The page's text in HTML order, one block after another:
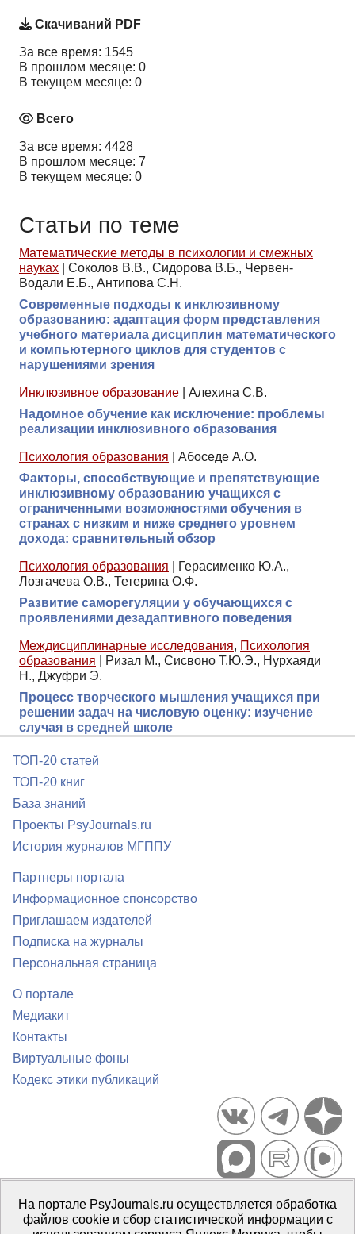
Скачиваний PDF
За все время: 1545
В прошлом месяце: 0
В текущем месяце: 0
Всего
За все время: 4428
В прошлом месяце: 7
В текущем месяце: 0
Статьи по теме
Математические методы в психологии и смежных
науках
Соколов В.В., Сидорова В.Б., Червен-
Водали Е.Б., Антипова С.Н.
Современные подходы к инклюзивному
образованию: адаптация форм представления
учебного материала дисциплин математического
и компьютерного циклов для студентов с
нарушениями зрения
Инклюзивное образование
Алехина С.В.
Надомное обучение как исключение: проблемы
реализации инклюзивного образования
Психология образования
Абоседе А.О.
Факторы, способствующие и препятствующие
инклюзивному образованию учащихся с
ограниченными возможностями обучения в
странах с низким и ниже среднего уровнем
дохода: сравнительный обзор
Психология образования
Герасименко Ю.А.,
Лозгачева О.В., Тетерина О.Ф.
Развитие саморегуляции у обучающихся с
проявлениями дезадаптивного поведения
Междисциплинарные исследования, Психология
образования
Ризал М., Сисвоно Т.Ю.Э., Нурхаяди
Н., Джуфри Э.
Процесс творческого мышления учащихся при
решении задач на числовую оценку: изучение
случая в средней школе
ТОП-20 статей
ТОП-20 книг
База знаний
Проекты PsyJournals.ru
История журналов МГППУ
Партнеры портала
Информационное спонсорство
Приглашаем издателей
Подписка на журналы
Персональная страница
О портале
Медиакит
Контакты
Виртуальные фоны
Кодекс этики публикаций
Портал психологических изданий PsyJournals.ru, 2007–2026
Правила использования материалов
На портале PsyJournals.ru осуществляется обработка
файлов cookie и сбор статистической информации с